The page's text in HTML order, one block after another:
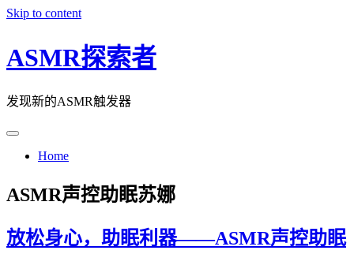
Skip to content
ASMR探索者
发现新的ASMR触发器
Home
ASMR声控助眠苏娜
放松身心，助眠利器——ASMR声控助眠